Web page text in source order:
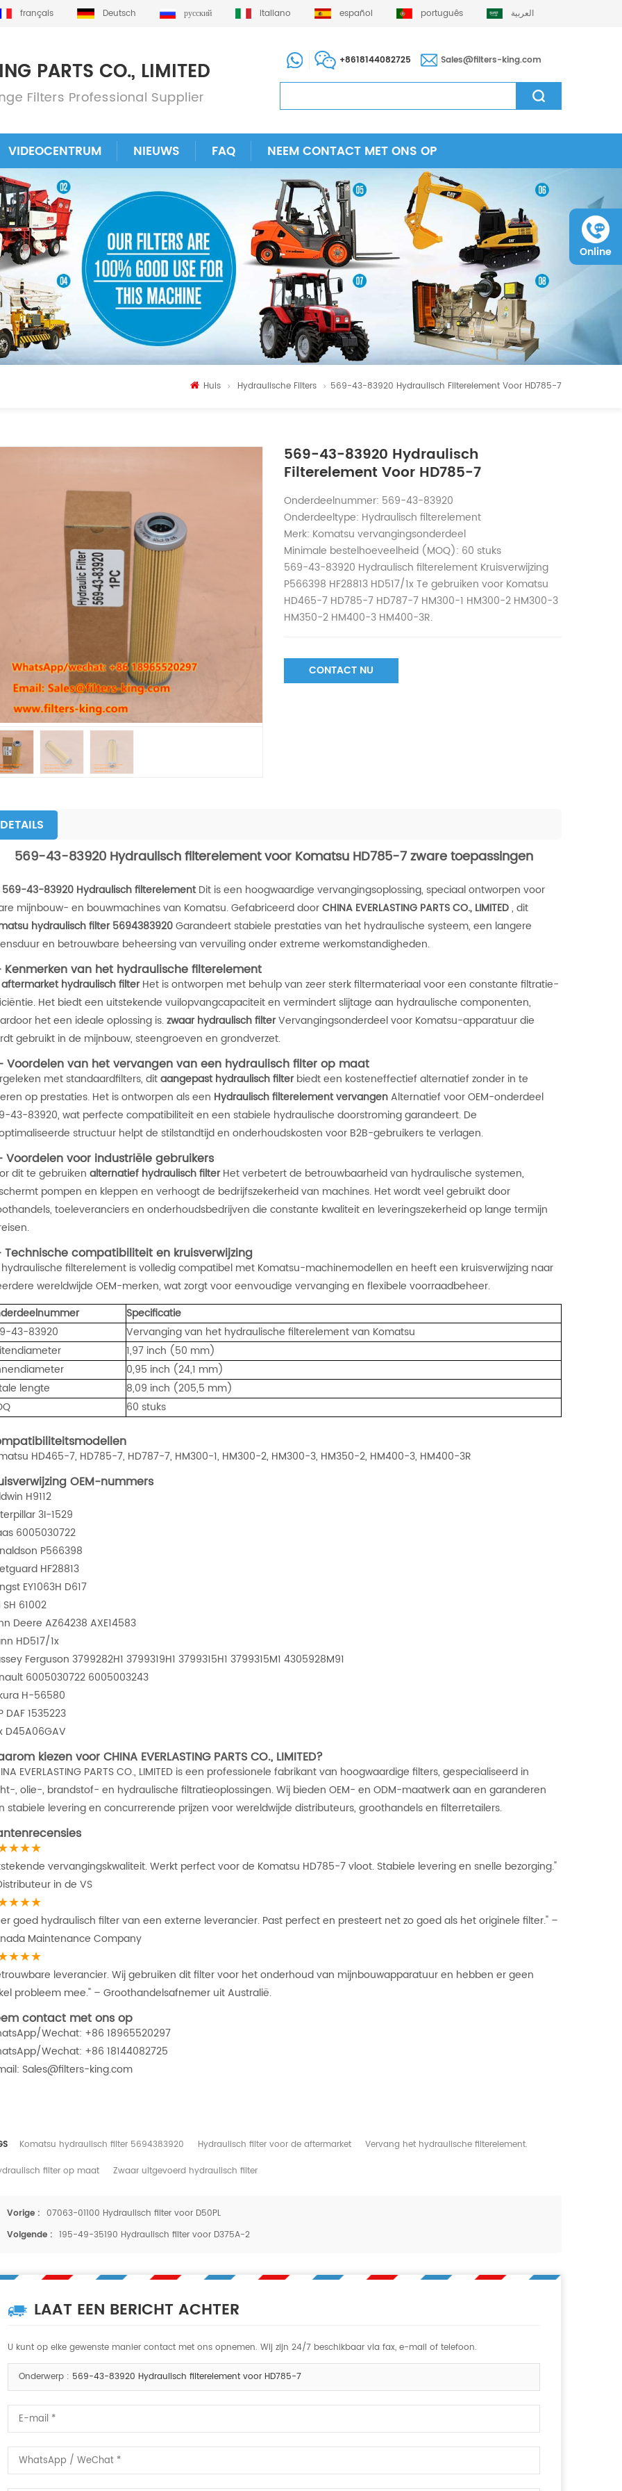
français Deutsch русский italiano español português العربية
+8618144082725 Sales@filters-king.com
VIDEOCENTRUM NIEUWS FAQ NEEM CONTACT MET ONS OP
Huis Hydraulische Filters 569-43-83920 Hydraulisch Filterelement Voor HD785-7
569-43-83920 Hydraulisch
Filterelement Voor HD785-7
Onderdeelnummer: 569-43-83920
Onderdeeltype: Hydraulisch filterelement
Merk: Komatsu vervangingsonderdeel
Minimale bestelhoeveelheid (MOQ): 60 stuks
569-43-83920 Hydraulisch filterelement Kruisverwijzing
P566398 HF28813 HD517/1x Te gebruiken voor Komatsu
HD465-7 HD785-7 HD787-7 HM300-1 HM300-2 HM300-3
HM350-2 HM400-3 HM400-3R.
CONTACT NU
DETAILS
569-43-83920 Hydraulisch filterelement voor Komatsu HD785-7 zware toepassingen
569-43-83920 Hydraulisch filterelementDit is een hoogwaardige vervangingsoplossing, speciaal ontworpen voor
mijnbouw- en bouwmachines van Komatsu. Gefabriceerd doorCHINA EVERLASTING PARTS CO., LIMITED, dit
hydraulisch filter 5694383920Garandeert stabiele prestaties van het hydraulische systeem, een langere
en betrouwbare beheersing van vervuiling onder extreme werkomstandigheden.
Kenmerken van het hydraulische filterelement
aftermarket hydraulisch filterHet is ontworpen met behulp van zeer sterk filtermateriaal voor een constante filtratie-
Het biedt een uitstekende vuilopvangcapaciteit en vermindert slijtage aan hydraulische componenten,
het een ideale oplossing is.zwaar hydraulisch filterVervangingsonderdeel voor Komatsu-apparatuur die
gebruikt in de mijnbouw, steengroeven en grondverzet.
Voordelen van het vervangen van een hydraulisch filter op maat
met standaardfilters, ditaangepast hydraulisch filterbiedt een kosteneffectief alternatief zonder in te
op prestaties. Het is ontworpen als een Hydraulisch filterelement vervangenAlternatief voor OEM-onderdeel
43-83920, wat perfecte compatibiliteit en een stabiele hydraulische doorstroming garandeert. De
structuur helpt de stilstandtijd en onderhoudskosten voor B2B-gebruikers te verlagen.
Voordelen voor industriële gebruikers
dit te gebruiken alternatief hydraulisch filterHet verbetert de betrouwbaarheid van hydraulische systemen,
pompen en kleppen en verhoogt de bedrijfszekerheid van machines. Het wordt veel gebruikt door
toeleveranciers en onderhoudsbedrijven die constante kwaliteit en leveringszekerheid op lange termijn
Technische compatibiliteit en kruisverwijzing
hydraulische filterelement is volledig compatibel met Komatsu-machinemodellen en heeft een kruisverwijzing naar
wereldwijde OEM-merken, wat zorgt voor eenvoudige vervanging en flexibele voorraadbeheer.
Specificatie
43-83920
Vervanging van het hydraulische filterelement van Komatsu
1,97 inch (50 mm)
0,95 inch (24,1 mm)
lengte
8,09 inch (205,5 mm)
60 stuks
HD465-7, HD785-7, HD787-7, HM300-1, HM300-2, HM300-3, HM350-2, HM400-3, HM400-3R
OEM-nummers
H9112
3I-1529
6005030722
P566398
HF28813
EY1063H D617
SH 61002
Deere AZ64238 AXE14583
HD517/1x
Ferguson 3799282H1 3799319H1 3799315H1 3799315M1 4305928M91
6005030722 6005003243
H-56580
DAF 1535223
D45A06GAV
kiezen voor CHINA EVERLASTING PARTS CO., LIMITED?
EVERLASTING PARTS CO., LIMITED is een professionele fabrikant van hoogwaardige filters, gespecialiseerd in
, olie-, brandstof- en hydraulische filtratieoplossingen. Wij bieden OEM- en ODM-maatwerk aan en garanderen
stabiele levering en concurrerende prijzen voor wereldwijde distributeurs, groothandels en filterretailers.
vervangingskwaliteit. Werkt perfect voor de Komatsu HD785-7 vloot. Stabiele levering en snelle bezorging."
in de VS
goed hydraulisch filter van een externe leverancier. Past perfect en presteert net zo goed als het originele filter." –
Maintenance Company
leverancier. Wij gebruiken dit filter voor het onderhoud van mijnbouwapparatuur en hebben er geen
probleem mee." – Groothandelsafnemer uit Australië.
contact met ons op
Wechat: +86 18965520297
Wechat: +86 18144082725
Sales@filters-king.com
Komatsu hydraulisch filter 5694383920 Hydraulisch filter voor de aftermarket
Vervang het hydraulische filterelement.
filter op maat
Zwaar uitgevoerd hydraulisch filter
Vorige : 07063-01100 Hydraulisch filter voor D50PL
Volgende : 195-49-35190 Hydraulisch filter voor D375A-2
LAAT EEN BERICHT ACHTER
U kunt op elke gewenste manier contact met ons opnemen. Wij zijn 24/7 beschikbaar via fax, e-mail of telefoon.
Onderwerp : 569-43-83920 Hydraulisch filterelement voor HD785-7
Online